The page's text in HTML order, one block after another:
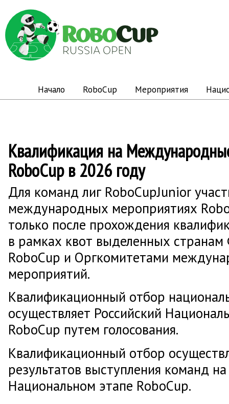
Начало RoboCup Мероприятия
Квалификация на
RoboCup в 2026 году
Для команд лиг RoboCupJunior
международных мероприятиях
только после прохождения
в рамках квот выделенных
RoboCup и Оргкомитетами
мероприятий.
Квалификационный отбор
осуществляет Российский
RoboCup путем голосования.
Квалификационный отбор
результатов выступления команд
Национальном этапе RoboCup.